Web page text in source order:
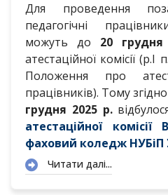
Для проведення
педагогічні
можуть до 20 грудня
атестаційної комісії (р.І
Положення про
працівників). Тому
грудня 2025 р.
атестаційної
фаховий коледж НУБіП
Читати далі...